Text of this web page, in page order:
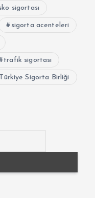
sigortası
sigorta acenteleri
trafik sigortası
Türkiye Sigorta Birliği